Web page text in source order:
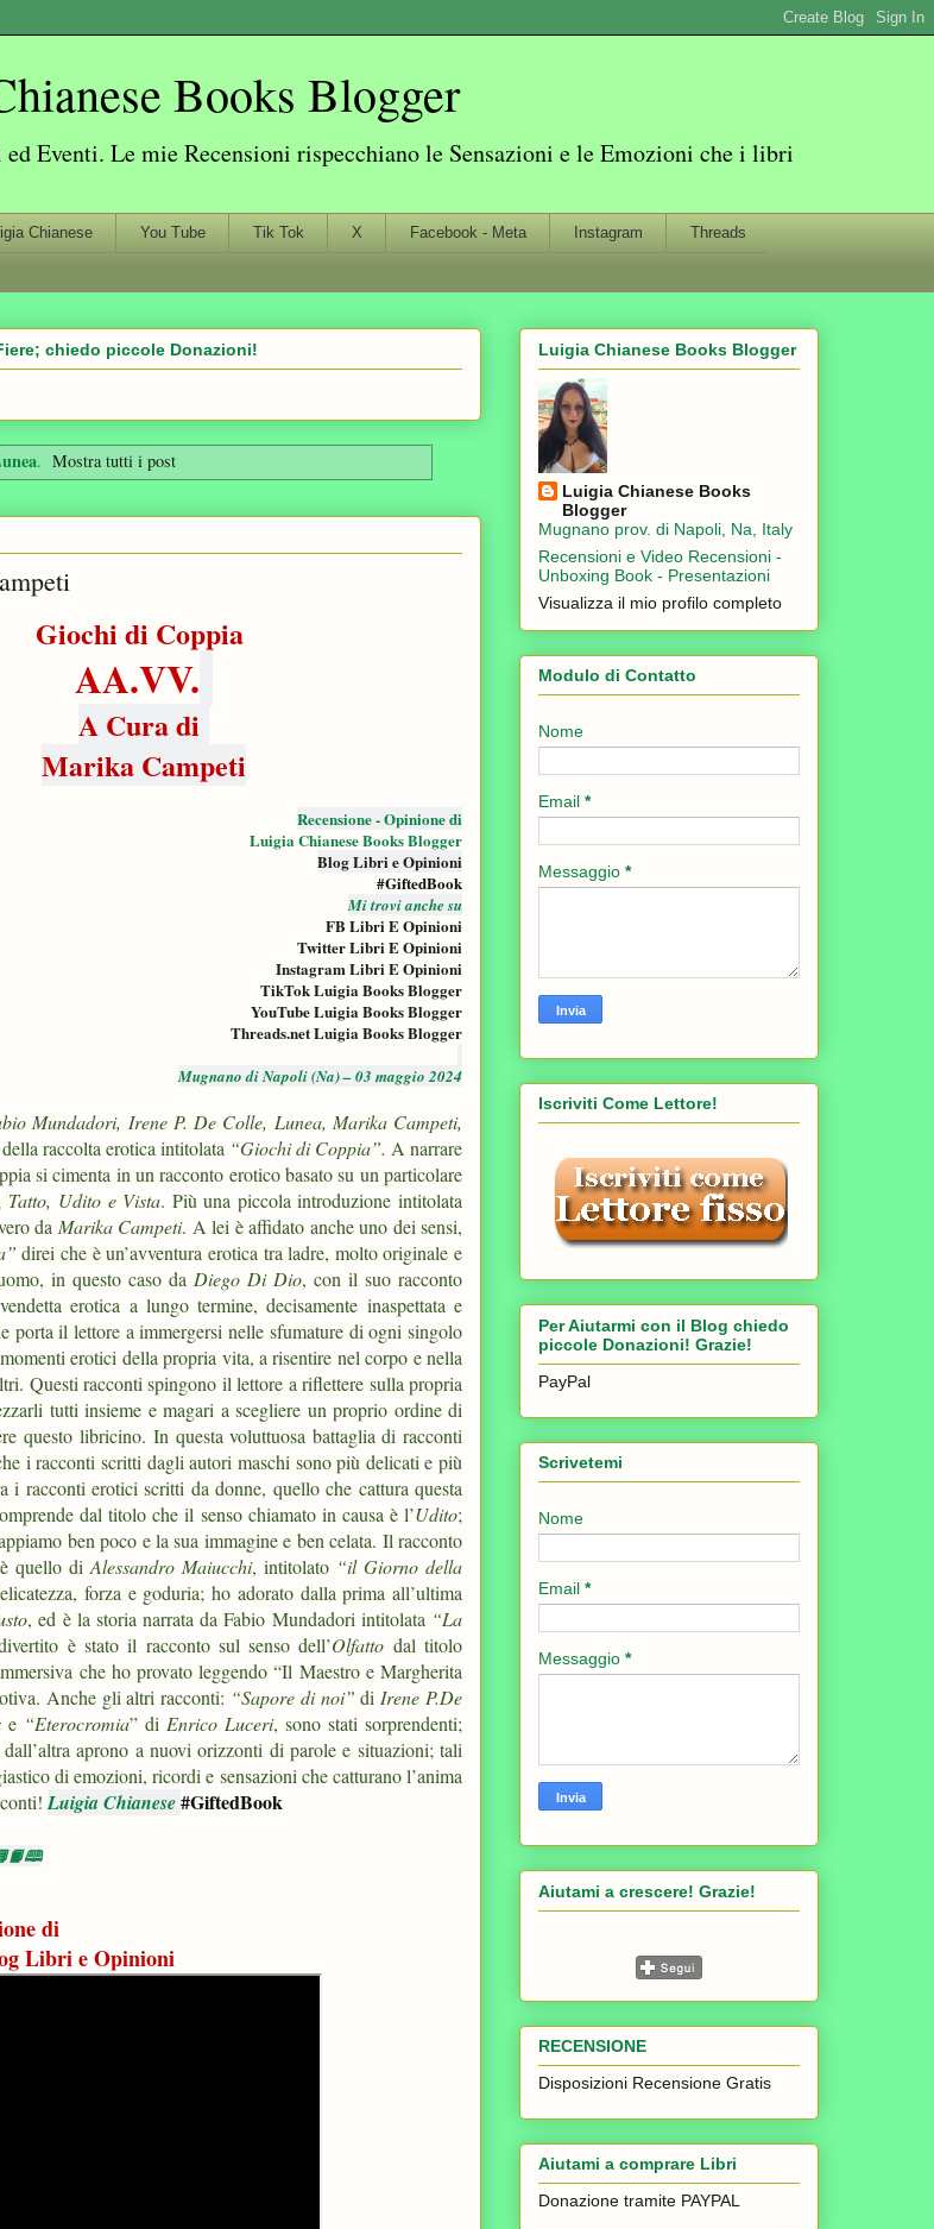
Books Blogger
Eventi. Le mie Recensioni rispecchiano le Sensazioni e le Emozioni che i libri
Chianese You Tube Tik Tok X Facebook - Meta Instagram Threads
chiedo piccole Donazioni!
. Mostra tutti i post
Giochi di Coppia
AA.VV.
A Cura di
Marika Campeti
Recensione - Opinione di
Luigia Chianese Books Blogger
Blog Libri e Opinioni
#GiftedBook
Mi trovi anche su
FB Libri E Opinioni
Twitter Libri E Opinioni
Instagram Libri E Opinioni
TikTok Luigia Books Blogger
YouTube Luigia Books Blogger
Threads.net Luigia Books Blogger
Mugnano di Napoli (Na) – 03 maggio 2024
Mundadori, Irene P. De Colle, Lunea, Marika Campeti,
raccolta erotica intitolata “Giochi di Coppia”. A narrare
si cimenta in un racconto erotico basato su un particolare
Tatto, Udito e Vista. Più una piccola introduzione intitolata
da Marika Campeti. A lei è affidato anche uno dei sensi,
direi che è un’avventura erotica tra ladre, molto originale e
in questo caso da Diego Di Dio, con il suo racconto
erotica a lungo termine, decisamente inaspettata e
porta il lettore a immergersi nelle sfumature di ogni singolo
erotici della propria vita, a risentire nel corpo e nella
Questi racconti spingono il lettore a riflettere sulla propria
tutti insieme e magari a scegliere un proprio ordine di
questo libricino.In questa voluttuosa battaglia di racconti
i racconti scritti dagli autori maschi sono più delicati e più
racconti erotici scritti da donne, quello che cattura questa
dal titolo che il senso chiamato in causa è l’Udito;
ben poco e la sua immagine e ben celata. Il racconto
quello di Alessandro Maiucchi, intitolato “il Giorno della
forza e goduria; ho adorato dalla prima all’ultima
, ed è la storia narrata da Fabio Mundadori intitolata “La
è stato il racconto sul senso dell’Olfatto dal titolo
che ho provato leggendo “Il Maestro e Margherita
Anche gli altri racconti: “Sapore di noi” di Irene P.De
e “Eterocromia” di Enrico Luceri, sono stati sorprendenti;
aprono a nuovi orizzonti di parole e situazioni; tali
di emozioni, ricordi e sensazioni che catturano l’anima
Luigia Chianese#GiftedBook
di
Libri e Opinioni
Luigia Chianese Books Blogger
Luigia Chianese Books
Blogger
Mugnano prov. di Napoli, Na, Italy
Recensioni e Video Recensioni -
Unboxing Book - Presentazioni
Visualizza il mio profilo completo
Modulo di Contatto
Nome
Email *
Messaggio *
Iscriviti Come Lettore!
Per Aiutarmi con il Blog chiedo
piccole Donazioni! Grazie!
PayPal
Scrivetemi
Nome
Email *
Messaggio *
Aiutami a crescere! Grazie!
RECENSIONE
Disposizioni Recensione Gratis
Aiutami a comprare Libri
Donazione tramite PAYPAL